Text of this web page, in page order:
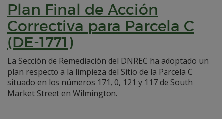
Plan Final de Acción
Correctiva para Parcela C
(DE-1771)
La Sección de Remediación del DNREC ha adoptado un
plan respecto a la limpieza del Sitio de la Parcela C
situado en los números 171, 0, 121 y 117 de South
Market Street en Wilmington.